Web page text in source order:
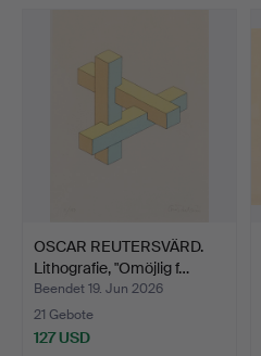
OSCAR REUTERSVÄRD.
Lithografie, "Omöjlig f…
Beendet 19. Jun 2026
21 Gebote
127 USD